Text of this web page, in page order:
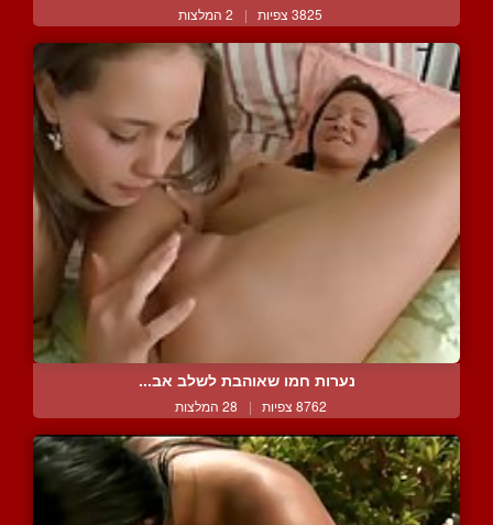
3825 צפיות | 2 המלצות
נערות חמו שאוהבת לשלב אב...
8762 צפיות | 28 המלצות